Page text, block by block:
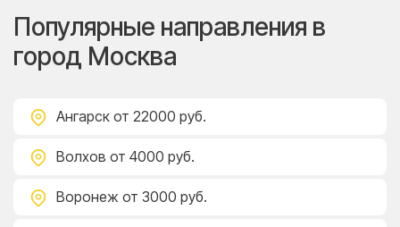
Популярные направления в
город Москва
Ангарск от 22000 руб.
Волхов от 4000 руб.
Воронеж от 3000 руб.